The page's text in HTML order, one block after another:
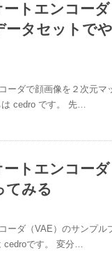
トエンコーダ
ータセットで
ーダで顔画像を２次元マ
は cedro です。 先…
トエンコーダ
てみる
ーダ（VAE）のサンプル
cedroです。 変分…